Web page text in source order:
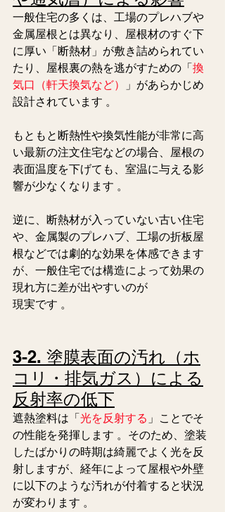
一般住宅の多くは、工場のプレハブや
金属屋根とは異なり、屋根材のすぐ下
に厚い「断熱材」が敷き詰められてい
たり、屋根裏の熱を逃がすための「換
気口（軒天換気など）
」があらかじめ
設計されています 。
もともと断熱性や換気性能が非常に高
い最新の注文住宅などの場合、屋根の
表面温度を下げても、室温に与える影
響が少なくなります 。
逆に、断熱材が入っていない古い住宅
や、金属製のプレハブ、工場の折板屋
根などでは劇的な効果を体感できます
が、一般住宅では構造によって効果の
現れ方に差が出やすいのが
現実です 。
3-2. 塗膜表面の汚れ（ホ
コリ・排気ガス）による
反射率の低下
遮熱塗料は「光を反射する 」ことでそ
の性能を発揮します 。そのため、塗装
したばかりの時期は綺麗でよく光を反
射しますが、経年によって屋根や外壁
に以下のような汚れが付着すると状況
が変わります 。